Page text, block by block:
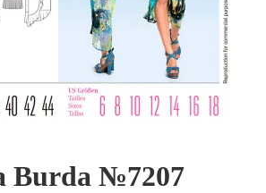
Burda №7207